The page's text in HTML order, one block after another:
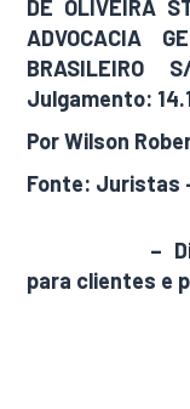
DE OLIVEIRA
ADVOCACIA
BRASILEIRO
Julgamento:
Por Wilson
Fonte: Juristas
–
para clientes e